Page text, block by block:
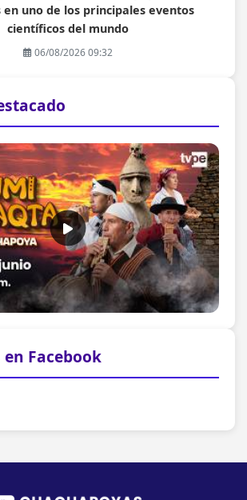
en uno de los principales eventos
científicos del mundo
06/08/2026 09:32
Facebook